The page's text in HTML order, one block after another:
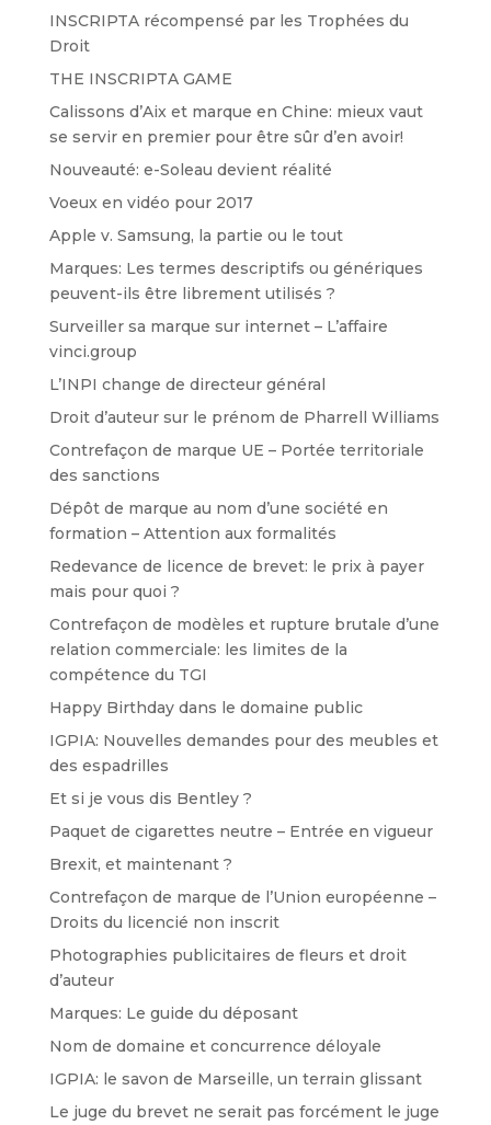
INSCRIPTA récompensé par les Trophées du
Droit
THE INSCRIPTA GAME
Calissons d’Aix et marque en Chine: mieux vaut
se servir en premier pour être sûr d’en avoir!
Nouveauté: e-Soleau devient réalité
Voeux en vidéo pour 2017
Apple v. Samsung, la partie ou le tout
Marques: Les termes descriptifs ou génériques
peuvent-ils être librement utilisés ?
Surveiller sa marque sur internet – L’affaire
vinci.group
L’INPI change de directeur général
Droit d’auteur sur le prénom de Pharrell Williams
Contrefaçon de marque UE – Portée territoriale
des sanctions
Dépôt de marque au nom d’une société en
formation – Attention aux formalités
Redevance de licence de brevet: le prix à payer
mais pour quoi ?
Contrefaçon de modèles et rupture brutale d’une
relation commerciale: les limites de la
compétence du TGI
Happy Birthday dans le domaine public
IGPIA: Nouvelles demandes pour des meubles et
des espadrilles
Et si je vous dis Bentley ?
Paquet de cigarettes neutre – Entrée en vigueur
Brexit, et maintenant ?
Contrefaçon de marque de l’Union européenne –
Droits du licencié non inscrit
Photographies publicitaires de fleurs et droit
d’auteur
Marques: Le guide du déposant
Nom de domaine et concurrence déloyale
IGPIA: le savon de Marseille, un terrain glissant
Le juge du brevet ne serait pas forcément le juge